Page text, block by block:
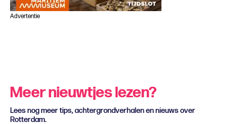
Advertentie
Meer nieuwtjes lezen?
Lees nog meer tips, achtergrondverhalen en nieuws over
Rotterdam.